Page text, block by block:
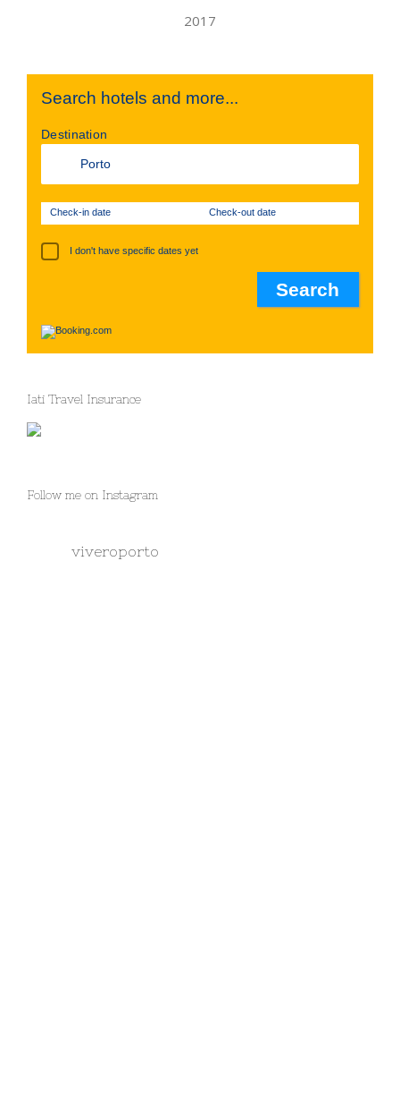
Search hotels and more...
Destination
Check-in date Check-out date
I don't have specific dates yet
Iati Travel Insurance
Follow me on Instagram
viveroporto